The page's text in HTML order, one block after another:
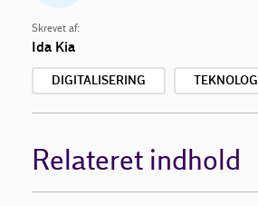
Skrevet af:
Ida Kia
DIGITALISERING TEKNOLOGI
Relateret indhold